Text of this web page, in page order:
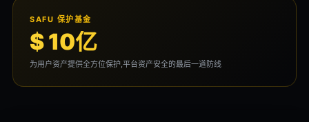
SAFU 保护基金
$ 10亿
为用户资产提供全方位保护,平台资产安全的最后一道防线